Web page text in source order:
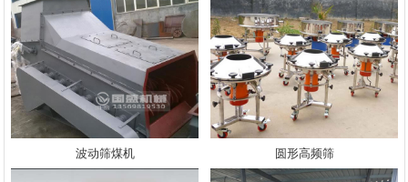
波动筛煤机 圆形高频筛